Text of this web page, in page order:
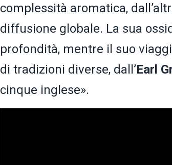
complessità aromatica,
diffusione globale. La sua
profondità, mentre il suo
di tradizioni diverse, dall’Earl
cinque inglese».